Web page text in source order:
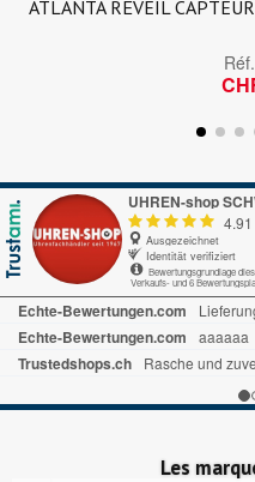
ATLANTA RÉVEIL
Réf.
UHREN-shop
4.91
Ausgezeichnet
Identität verifiziert
Bewertungsgrundlage
Verkaufs- und 6
Trustedshops.ch Super
Trustedshops.ch Sehr schnelle
Echte-Bewertungen.com Alles in
Les